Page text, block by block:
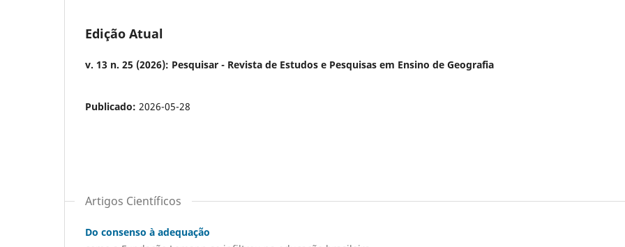
Edição Atual
v. 13 n. 25 (2026): Pesquisar - Revista de Estudos e Pesquisas em Ensino de Geografia
Publicado: 2026-05-28
Artigos Científicos
Do consenso à adequação